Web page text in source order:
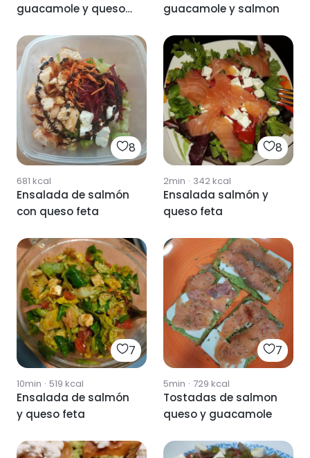
guacamole y queso
guacamole y salmon
8
681 kcal
Ensalada de salmón
con queso feta
8
2min · 342kcal
Ensalada salmón y
queso feta
7
10min · 519 kcal
Ensalada de salmón
y queso feta
7
5min · 729 kcal
Tostadas de salmon
queso y guacamole